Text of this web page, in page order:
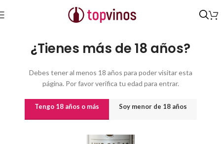
¿Tienes más de 18 años?
Debes tener al menos 18 años para poder visitar esta
página. Por favor verifica tu edad para entrar.
Tengo 18 años o más Soy menor de 18 años
Inicio Vinos por origen